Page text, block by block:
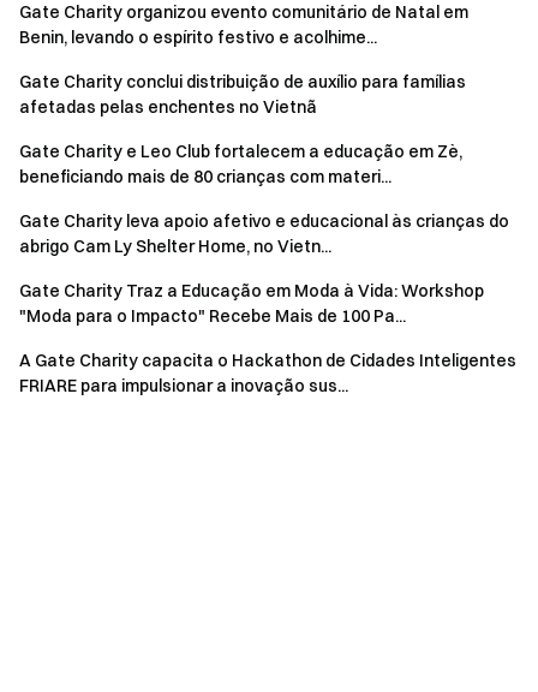
embarcaram em uma jornada artística com as crianças. As
atividades incluíram ferramentas de pintura
cuidadosamente preparadas e argila colorida, permitindo
que as crianças expressem livremente sua criatividade e
eles foram encorajados a retratar seus mundos interiores
recebeu um presente especial da Gate Charity, repleto de
votos de esperança para o futuro.
Gate Charity organizou evento comunitário de Natal em
Benin, levando o espírito festivo e acolhime...
Gate Charity conclui distribuição de auxílio para famílias
afetadas pelas enchentes no Vietnã
Gate Charity e Leo Club fortalecem a educação em Zè,
beneficiando mais de 80 crianças com materi...
Gate Charity leva apoio afetivo e educacional às crianças do
abrigo Cam Ly Shelter Home, no Vietn...
Gate Charity Traz a Educação em Moda à Vida: Workshop
"Moda para o Impacto" Recebe Mais de 100 Pa...
A Gate Charity capacita o Hackathon de Cidades Inteligentes
FRIARE para impulsionar a inovação sus...